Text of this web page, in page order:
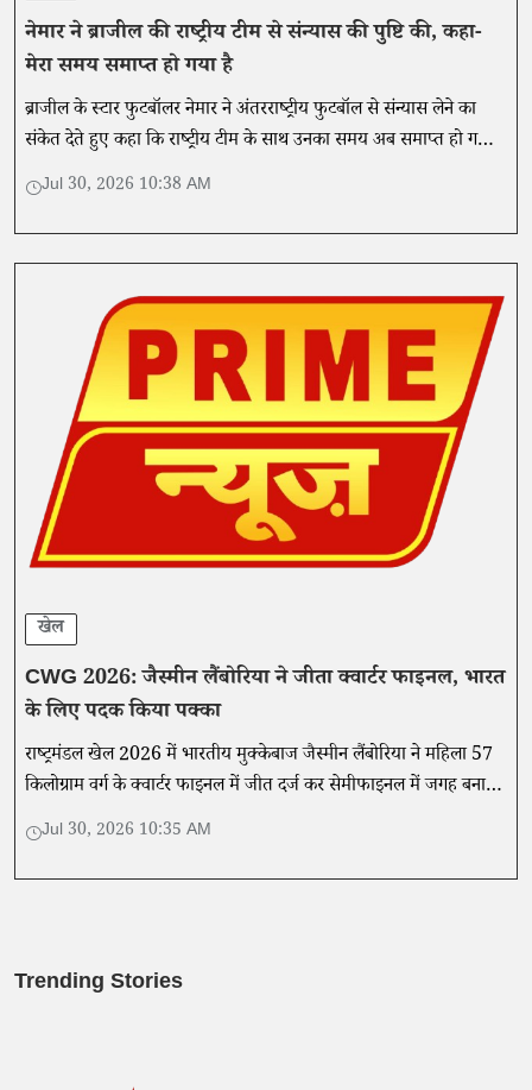
नेमार ने ब्राजील की राष्ट्रीय टीम से संन्यास की पुष्टि की, कहा-
मेरा समय समाप्त हो गया है
ब्राजील के स्टार फुटबॉलर नेमार ने अंतरराष्ट्रीय फुटबॉल से संन्यास लेने का
संकेत देते हुए कहा कि राष्ट्रीय टीम के साथ उनका समय अब समाप्त हो गया
है।Jul 30, 2026 10:38 AM
खेल
CWG 2026: जैस्मीन लैंबोरिया ने जीता क्वार्टर फाइनल, भारत
के लिए पदक किया पक्का
राष्ट्रमंडल खेल 2026 में भारतीय मुक्केबाज जैस्मीन लैंबोरिया ने महिला 57
किलोग्राम वर्ग के क्वार्टर फाइनल में जीत दर्ज कर सेमीफाइनल में जगह बनाई
और भारत के लिए एक और पदक पक्का किया।
Jul 30, 2026 10:35 AM
Trending Stories